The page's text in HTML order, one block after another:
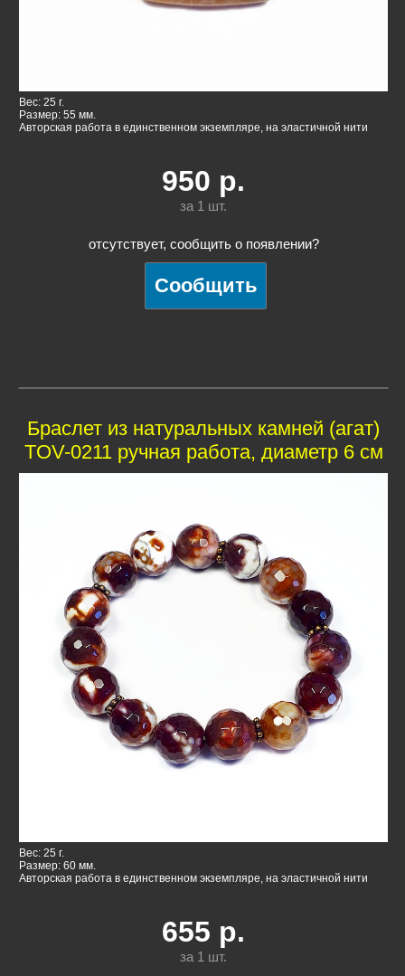
Вес: 25 г.
Размер: 55 мм.
Авторская работа в единственном экземпляре, на эластичной нити
950 р.
за 1 шт.
отсутствует, сообщить о появлении?
Браслет из натуральных камней (агат)
TOV-0211 ручная работа, диаметр 6 см
Вес: 25 г.
Размер: 60 мм.
Авторская работа в единственном экземпляре, на эластичной нити
655 р.
за 1 шт.